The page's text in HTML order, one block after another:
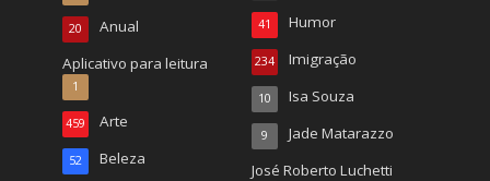
Anual
20
Aplicativo para leitura
1
Arte
459
Beleza
52
Humor
41
Imigração
234
Isa Souza
10
Jade Matarazzo
9
José Roberto Luchetti